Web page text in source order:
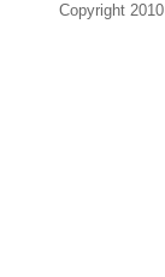
Copyright